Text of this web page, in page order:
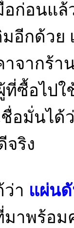
อก่อนแ
มอีกด้วย
าจากร้
ที่ซื้อไป
ชื่อมั่นได้
ริง
ว่า แผ่นดั
าพร้อม